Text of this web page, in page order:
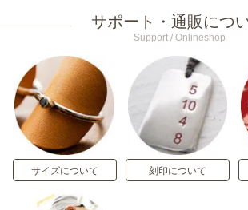
サポート・通販につ
Support / Onlineshop
サイズについて 刻印について